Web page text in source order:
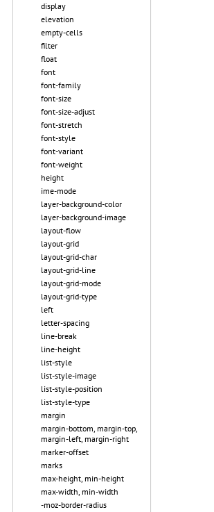
display
elevation
empty-cells
filter
float
font
font-family
font-size
font-size-adjust
font-stretch
font-style
font-variant
font-weight
height
ime-mode
layer-background-color
layer-background-image
layout-flow
layout-grid
layout-grid-char
layout-grid-line
layout-grid-mode
layout-grid-type
left
letter-spacing
line-break
line-height
list-style
list-style-image
list-style-position
list-style-type
margin
margin-bottom, margin-top,
margin-left, margin-right
marker-offset
marks
max-height, min-height
max-width, min-width
-moz-border-radius